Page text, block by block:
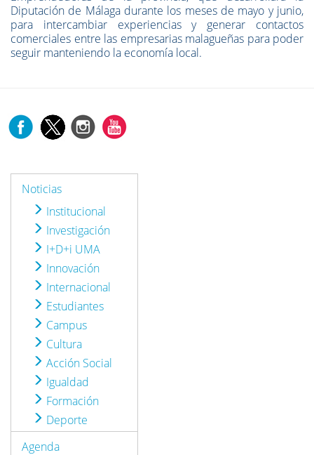
Diputación de Málaga durante los meses de mayo y junio,
para intercambiar experiencias y generar contactos
comerciales entre las empresarias malagueñas para poder
seguir manteniendo la economía local.
Noticias
Institucional
Investigación
I+D+i UMA
Innovación
Internacional
Estudiantes
Campus
Cultura
Acción Social
Igualdad
Formación
Deporte
Agenda